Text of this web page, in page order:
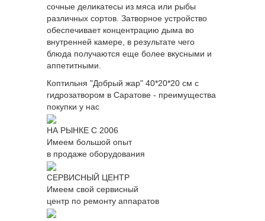
сочные деликатесы из мяса или рыбы
различных сортов. Затворное устройство
обеспечивает концентрацию дыма во
внутренней камере, в результате чего
блюда получаются еще более вкусными и
аппетитными.
Коптильня "Добрый жар" 40*20*20 см с
гидрозатвором в Саратове - преимущества
покупки у нас
НА РЫНКЕ С 2006
Имеем большой опыт
в продаже оборудования
СЕРВИСНЫЙ ЦЕНТР
Имеем свой сервисный
центр по ремонту аппаратов